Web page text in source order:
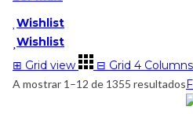
Wishlist
Wishlist
⊞ Grid view ⊟ Grid 4 Columns
A mostrar 1–12 de 1355 resultados